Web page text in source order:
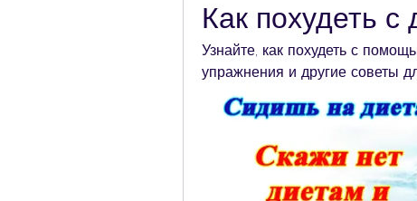
Как похудеть
Узнайте, как похудеть с
упражнения и другие советы